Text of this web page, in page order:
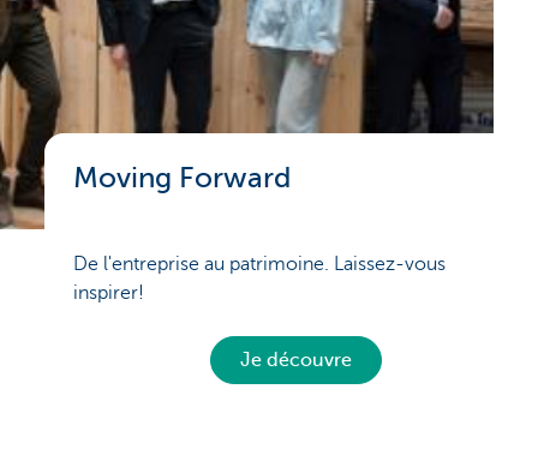
Moving Forward
De l'entreprise au patrimoine. Laissez-vous
inspirer!
Je découvre